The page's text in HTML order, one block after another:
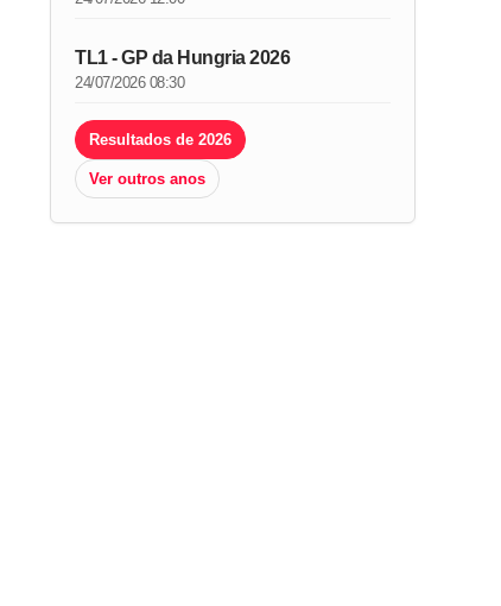
TL1 - GP da Hungria 2026
24/07/2026 08:30
Resultados de 2026
Ver outros anos